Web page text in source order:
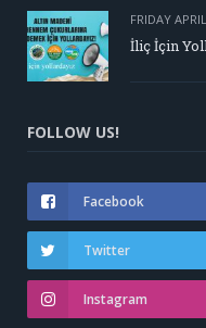
FRIDAY
İliç İçin
FOLLOW US!
Facebook
Twitter
Instagram